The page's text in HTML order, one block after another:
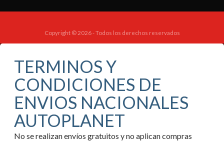
Copyright © 2026 - Todos los derechos reservados
TERMINOS Y
CONDICIONES DE
ENVIOS NACIONALES
AUTOPLANET
No se realizan envíos gratuitos y no aplican compras